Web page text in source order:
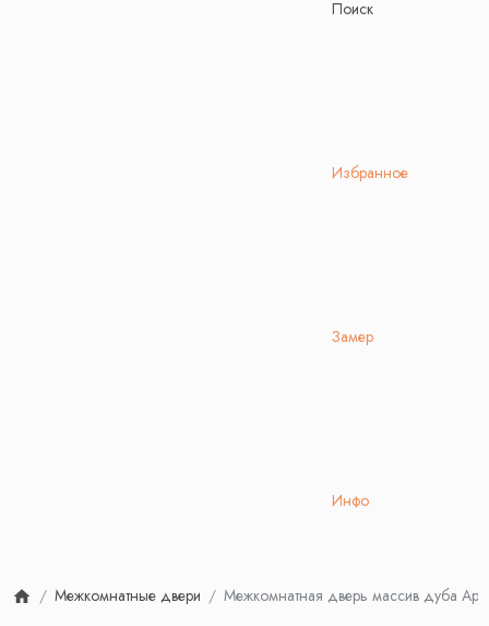
Поиск
Избранное
Замер
Инфо
Межкомнатные двери Межкомнатная дверь массив дуба